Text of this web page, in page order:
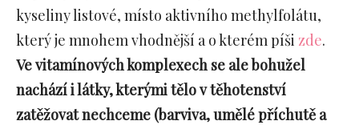
kyseliny listové, místo aktivního methylfolátu,
který je mnohem vhodnější a o kterém píši zde.
Ve vitamínových komplexech se ale bohužel
nachází i látky, kterými tělo v těhotenství
zatěžovat nechceme (barviva, umělé příchutě a